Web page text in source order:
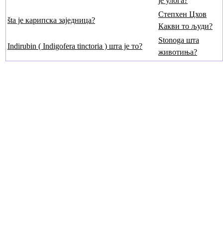
šta је карипска заједница?
Степхен Цхов
Какви то људи?
Indirubin ( Indigofera tinctoria ) шта је то?
Stonoga шта
животиња?